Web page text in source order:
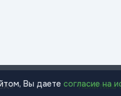
Политика
Вы даете согласие на